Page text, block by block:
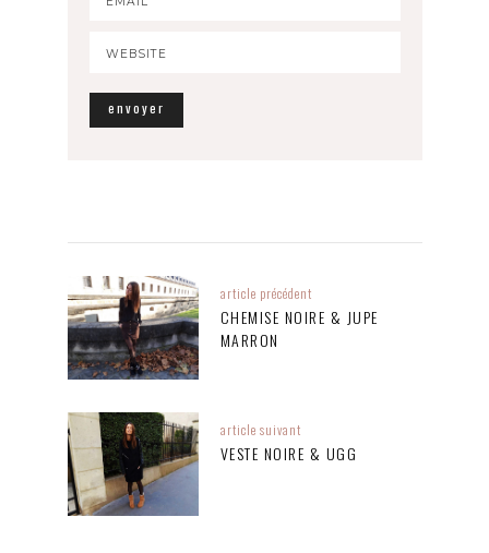
article précédent
CHEMISE NOIRE & JUPE
MARRON
article suivant
VESTE NOIRE & UGG